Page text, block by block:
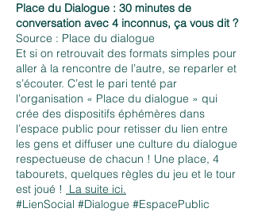
Place du Dialogue : 30 minutes de
conversation avec 4 inconnus, ça vous dit ?
Source : Place du dialogue
Et si on retrouvait des formats simples pour
aller à la rencontre de l’autre, se reparler et
s’écouter. C’est le pari tenté par
l’organisation « Place du dialogue » qui
crée des dispositifs éphémères dans
l’espace public pour retisser du lien entre
les gens et diffuser une culture du dialogue
respectueuse de chacun ! Une place, 4
tabourets, quelques règles du jeu et le tour
est joué !
La suite ici.
#LienSocial #Dialogue #EspacePublic